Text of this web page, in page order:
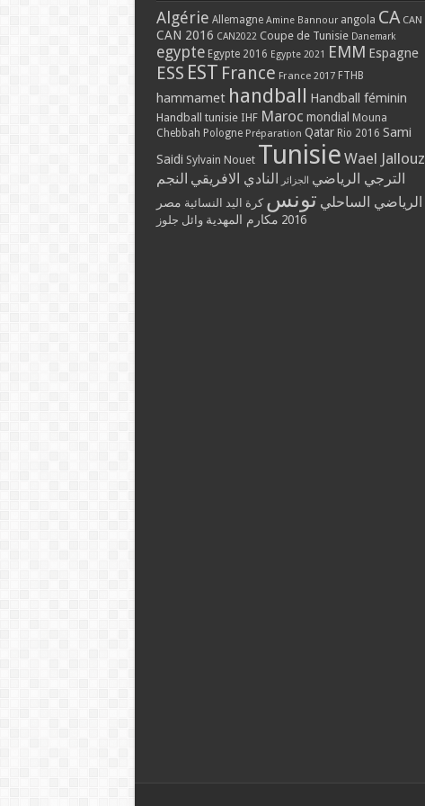
Algérie Allemagne Amine Bannour angola CA CAN
CAN 2016 CAN2022 Coupe de Tunisie Danemark
egypte Egypte 2016 Egypte 2021 EMM Espagne
ESS EST France France 2017 FTHB
hammamet handball Handball féminin
Handball tunisie IHF Maroc mondial Mouna
Chebbah Pologne Préparation Qatar Rio 2016 Sami
Saidi Sylvain Nouet Tunisie Wael Jallouz
الترجي الرياضي الجزائر النادي الافريقي النجم
الرياضي الساحلي تونس كرة اليد النسائية مصر
2016 مكارم المهدية وائل جلوز